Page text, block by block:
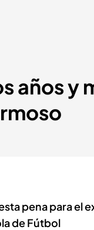
años y
pena para el
de Fútbol